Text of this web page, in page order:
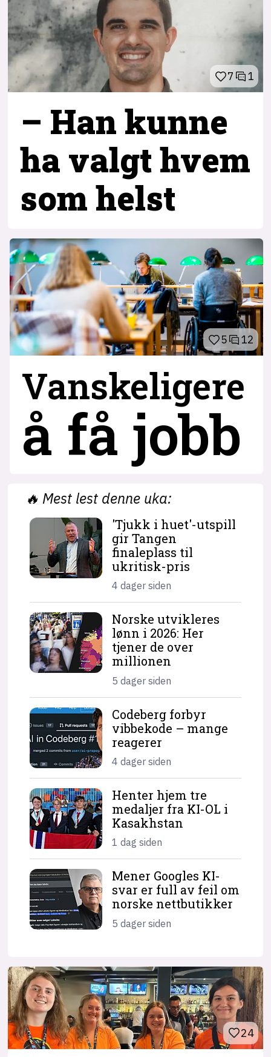
7 1
– Han kunne
ha valgt hvem
som helst
5 12
Vanskeligere
å få jobb
🔥 Mest lest denne uka:
'Tjukk i huet'-utspill
gir Tangen
finaleplass til
ukritisk-pris
4 dager siden
Norske utvikleres
lønn i 2026: Her
tjener de over
millionen
5 dager siden
Codeberg forbyr
vibbekode – mange
reagerer
4 dager siden
Henter hjem tre
medaljer fra KI-OL i
Kasakhstan
1 dag siden
Mener Googles KI-
svar er full av feil om
norske nettbutikker
5 dager siden
24